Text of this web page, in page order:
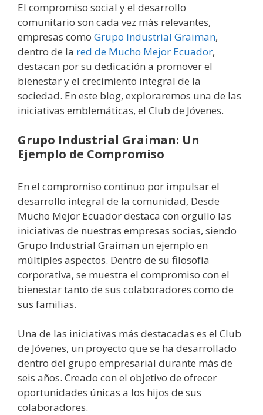
El compromiso social y el desarrollo
comunitario son cada vez más relevantes,
empresas como Grupo Industrial Graiman,
dentro de la red de Mucho Mejor Ecuador,
destacan por su dedicación a promover el
bienestar y el crecimiento integral de la
sociedad. En este blog, exploraremos una de las
iniciativas emblemáticas, el Club de Jóvenes.
Grupo Industrial Graiman: Un
Ejemplo de Compromiso
En el compromiso continuo por impulsar el
desarrollo integral de la comunidad, Desde
Mucho Mejor Ecuador destaca con orgullo las
iniciativas de nuestras empresas socias, siendo
Grupo Industrial Graiman un ejemplo en
múltiples aspectos. Dentro de su filosofía
corporativa, se muestra el compromiso con el
bienestar tanto de sus colaboradores como de
sus familias.
Una de las iniciativas más destacadas es el Club
de Jóvenes, un proyecto que se ha desarrollado
dentro del grupo empresarial durante más de
seis años. Creado con el objetivo de ofrecer
oportunidades únicas a los hijos de sus
colaboradores.